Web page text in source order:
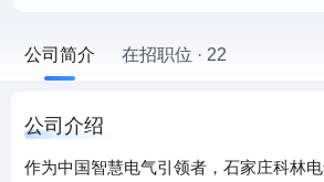
公司简介 在招职位 · 22
公司介绍
作为中国智慧电气引领者，石家庄科林